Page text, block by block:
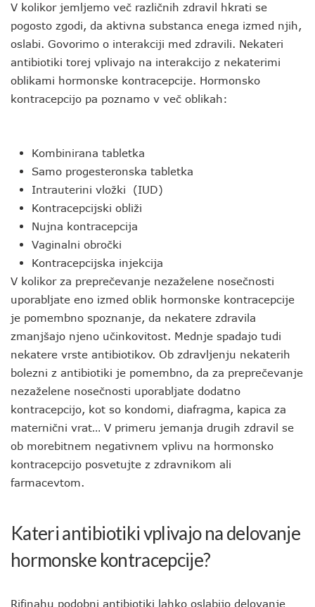
V kolikor jemljemo več različnih zdravil hkrati se
pogosto zgodi, da aktivna substanca enega izmed njih,
oslabi. Govorimo o interakciji med zdravili. Nekateri
antibiotiki torej vplivajo na interakcijo z nekaterimi
oblikami hormonske kontracepcije. Hormonsko
kontracepcijo pa poznamo v več oblikah:
Kombinirana tabletka
Samo progesteronska tabletka
Intrauterini vložki (IUD)
Kontracepcijski obliži
Nujna kontracepcija
Vaginalni obročki
Kontracepcijska injekcija
V kolikor za preprečevanje nezaželene nosečnosti
uporabljate eno izmed oblik hormonske kontracepcije
je pomembno spoznanje, da nekatere zdravila
zmanjšajo njeno učinkovitost. Mednje spadajo tudi
nekatere vrste antibiotikov. Ob zdravljenju nekaterih
bolezni z antibiotiki je pomembno, da za preprečevanje
nezaželene nosečnosti uporabljate dodatno
kontracepcijo, kot so kondomi, diafragma, kapica za
maternični vrat… V primeru jemanja drugih zdravil se
ob morebitnem negativnem vplivu na hormonsko
kontracepcijo posvetujte z zdravnikom ali
farmacevtom.
Kateri antibiotiki vplivajo na delovanje
hormonske kontracepcije?
Rifinahu podobni antibiotiki lahko oslabijo delovanje